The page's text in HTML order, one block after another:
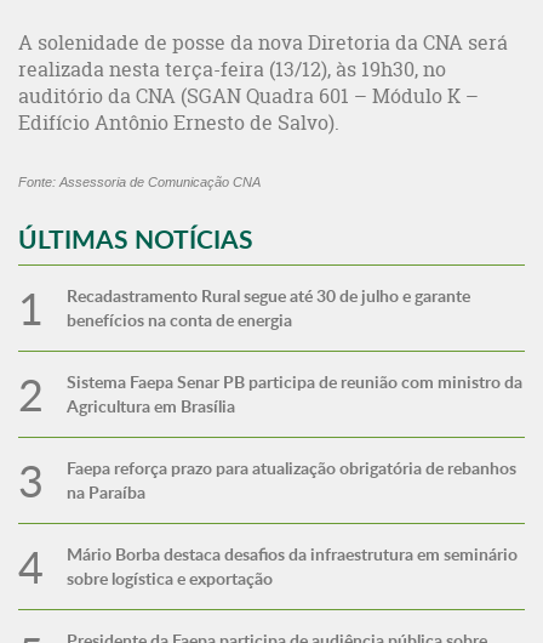
A solenidade de posse da nova Diretoria da CNA será
realizada nesta terça-feira (13/12), às 19h30, no
auditório da CNA (SGAN Quadra 601 – Módulo K –
Edifício Antônio Ernesto de Salvo).
Fonte: Assessoria de Comunicação CNA
ÚLTIMAS NOTÍCIAS
Recadastramento Rural segue até 30 de julho e garante
benefícios na conta de energia
Sistema Faepa Senar PB participa de reunião com ministro da
Agricultura em Brasília
Faepa reforça prazo para atualização obrigatória de rebanhos
na Paraíba
Mário Borba destaca desafios da infraestrutura em seminário
sobre logística e exportação